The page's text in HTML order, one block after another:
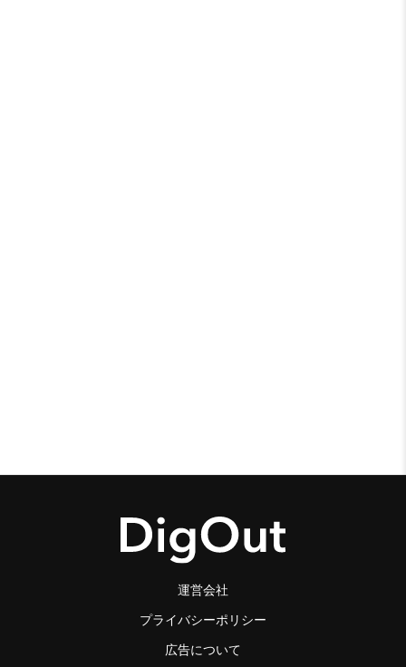
運営会社
プライバシーポリシー
広告について